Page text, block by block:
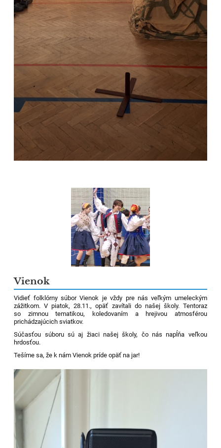
Vienok
Vidieť folklórny súbor Vienok je vždy pre nás veľkým umeleckým
zážitkom. V piatok, 28.11., opäť zavítali do našej školy. Tentoraz
so zimnou tematikou, koledovaním a hrejivou atmosférou
prichádzajúcich sviatkov.
Súčasťou súboru sú aj žiaci našej školy, čo nás napĺňa veľkou
hrdosťou.
Tešíme sa, že k nám Vienok príde opäť na jar!